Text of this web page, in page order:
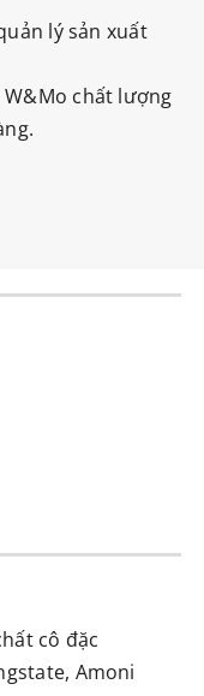
lý sản xuất
chất lượng
cô đặc
Amoni